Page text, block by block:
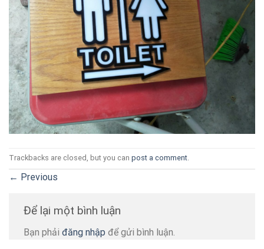
Trackbacks are closed, but you can post a comment
← Previous
Để lại một bình luận
Bạn phải đăng nhập để gửi bình luận.